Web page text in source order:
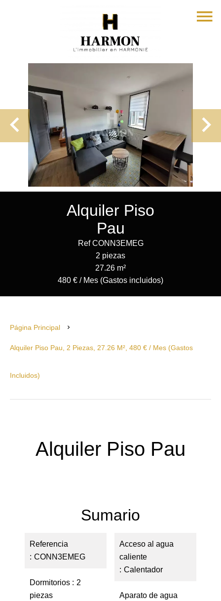
Alquiler Piso
Pau
Ref CONN3EMEG
2 piezas
27.26 m²
480 € / Mes (Gastos incluidos)
Página Principal
Alquiler Piso Pau, 2 Piezas, 27.26 M², 480 € / Mes (Gastos
Incluidos)
Alquiler Piso Pau
Sumario
Referencia
CONN3EMEG
Dormitorios
2
piezas
Acceso al agua
caliente
Calentador
Aparato de agua